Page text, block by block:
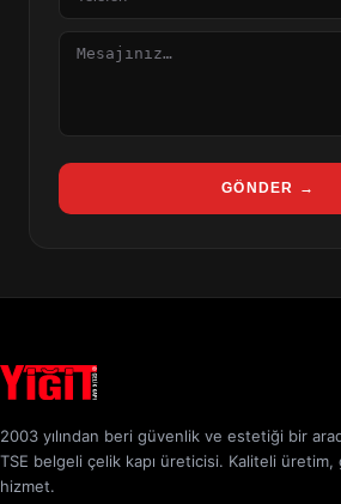
Mesaj
GÖNDER →
2003 yılından beri güvenlik ve estetiği bir
TSE belgeli çelik kapı üreticisi. Kaliteli üretim,
hizmet.